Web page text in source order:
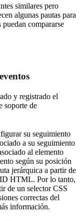
similares pero
algunas pautas para
puedan compararse
y registrado el
soporte de
su seguimiento
a su seguimiento
al elemento
según su posición
jerárquica a partir de
ID HTML. Por lo tanto,
de un selector CSS
correctas del
información.